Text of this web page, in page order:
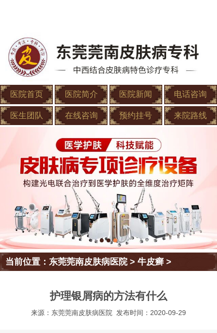
医院首页 医院简介 医院新闻 电话咨询
医生团队 在线咨询 预约挂号 来院路线
当前位置：东莞莞南皮肤病医院>牛皮癣 >
护理银屑病的方法有什么
来源：东莞莞南皮肤病医院 发布时间：2020-09-29